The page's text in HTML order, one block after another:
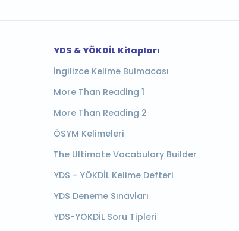
YDS & YÖKDİL Kitapları
İngilizce Kelime Bulmacası
More Than Reading 1
More Than Reading 2
ÖSYM Kelimeleri
The Ultimate Vocabulary Builder
YDS - YÖKDİL Kelime Defteri
YDS Deneme Sınavları
YDS-YÖKDİL Soru Tipleri